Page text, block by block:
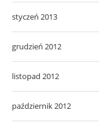
styczeń 2013
grudzień 2012
listopad 2012
październik 2012